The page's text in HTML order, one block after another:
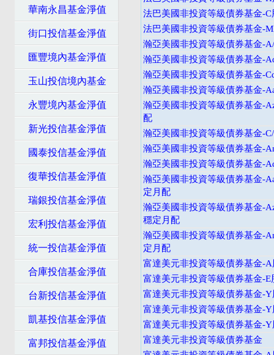
華南永昌基金淨值
街口投信基金淨值
匯豐境內基金淨值
玉山投信境內基金
永豐境內基金淨值
新光投信基金淨值
國泰投信基金淨值
復華投信基金淨值
瑞銀投信基金淨值
宏利投信基金淨值
統一投信基金淨值
合庫投信基金淨值
台新投信基金淨值
凱基投信基金淨值
富邦投信基金淨值
法巴美國非投資等級債券基金-C
法巴美國非投資等級債券基金-
瀚亞美國非投資等級債券基金-
瀚亞美國非投資等級債券基金-
瀚亞美國非投資等級債券基金-
瀚亞美國非投資等級債券基金-
瀚亞美國非投資等級債券基金-
配
瀚亞美國非投資等級債券基金-
瀚亞美國非投資等級債券基金-
瀚亞美國非投資等級債券基金-
瀚亞美國非投資等級債券基金-
定月配
瀚亞美國非投資等級債券基金-
穩定月配
瀚亞美國非投資等級債券基金-
定月配
富達美元非投資等級債券基金-
富達美元非投資等級債券基金-
富達美元非投資等級債券基金-Y
富達美元非投資等級債券基金-
富達美元非投資等級債券基金-
富達美元非投資等級債券基金